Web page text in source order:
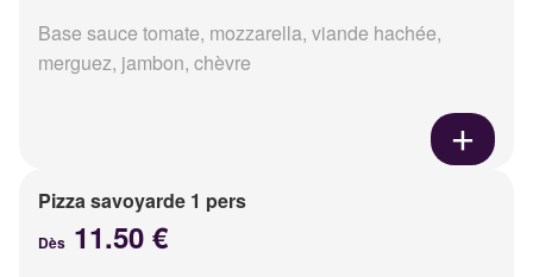
Base sauce tomate, mozzarella, viande hachée,
merguez, jambon, chèvre
Pizza savoyarde 1 pers
Dès 11.50 €